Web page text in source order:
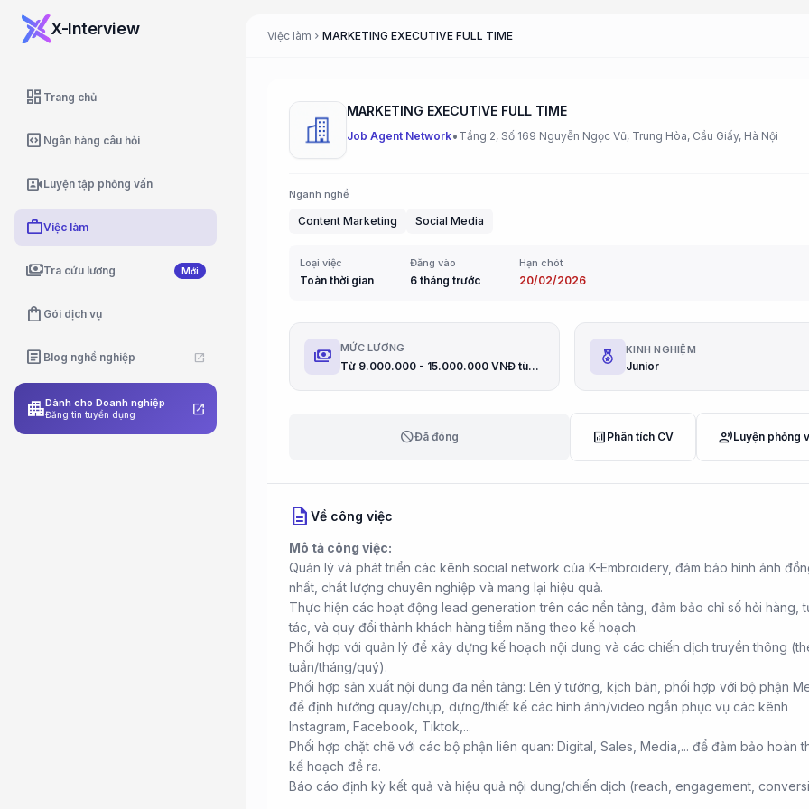
X-Interview
dashboard Trang chủ
code_blocks Ngân hàng câu hỏi
video_camera_frontLuyện tập phỏng vấn
workViệc làm
paymentsTra cứu lương Mới
shopping_bag Gói dịch vụ
article Blog nghề nghiệp open_in_new
apartmentDành cho Doanh nghiệp
Đăng tin tuyển dụng open_in_new
Việc làm chevron_right MARKETING EXECUTIVE FULL TIME
MARKETING EXECUTIVE FULL TIME
Job Agent Network• Tầng 2, Số 169 Nguyễn Ngọc Vũ, Trung Hòa, Cầu Giấy, Hà Nội
Ngành nghề
Content Marketing Social Media
Loại việc
Toàn thời gian
Đăng vào
6 tháng trước
Hạn chót
20/02/2026
payments MỨC LƯƠNG
Từ 9.000.000 - 15.000.000 VNĐ tùy năng lực
KINH NGHIỆM
Junior
blockĐã đóng analytics Phân tích CV record_voice_overLuyện phỏng
description Về công việc
Mô tả công việc:
Quản lý và phát triển các kênh social network của K-Embroidery, đảm bảo hình ảnh
nhất, chất lượng chuyên nghiệp và mang lại hiệu quả.
Thực hiện các hoạt động lead generation trên các nền tảng, đảm bảo chỉ số hỏi hàng,
tác, và quy đổi thành khách hàng tiềm năng theo kế hoạch.
Phối hợp với quản lý để xây dựng kế hoạch nội dung và các chiến dịch truyền thông
tuần/tháng/quý).
Phối hợp sản xuất nội dung đa nền tảng: Lên ý tưởng, kịch bản, phối hợp với bộ phận
để định hướng quay/chụp, dựng/thiết kế các hình ảnh/video ngắn phục vụ các kênh
Instagram, Facebook, Tiktok,...
Phối hợp chặt chẽ với các bộ phận liên quan: Digital, Sales, Media,... để đảm bảo hoàn
kế hoạch đề ra.
Báo cáo định kỳ kết quả và hiệu quả nội dung/chiến dịch (reach, engagement,